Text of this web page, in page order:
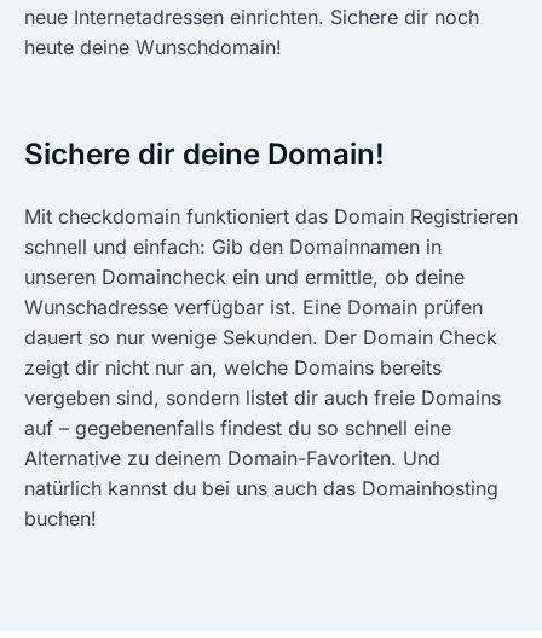
neue Internetadressen einrichten. Sichere dir noch
heute deine Wunschdomain!
Sichere dir deine Domain!
Mit checkdomain funktioniert das Domain Registrieren
schnell und einfach: Gib den Domainnamen in
unseren Domaincheck ein und ermittle, ob deine
Wunschadresse verfügbar ist. Eine Domain prüfen
dauert so nur wenige Sekunden. Der Domain Check
zeigt dir nicht nur an, welche Domains bereits
vergeben sind, sondern listet dir auch freie Domains
auf – gegebenenfalls findest du so schnell eine
Alternative zu deinem Domain-Favoriten. Und
natürlich kannst du bei uns auch das Domainhosting
buchen!